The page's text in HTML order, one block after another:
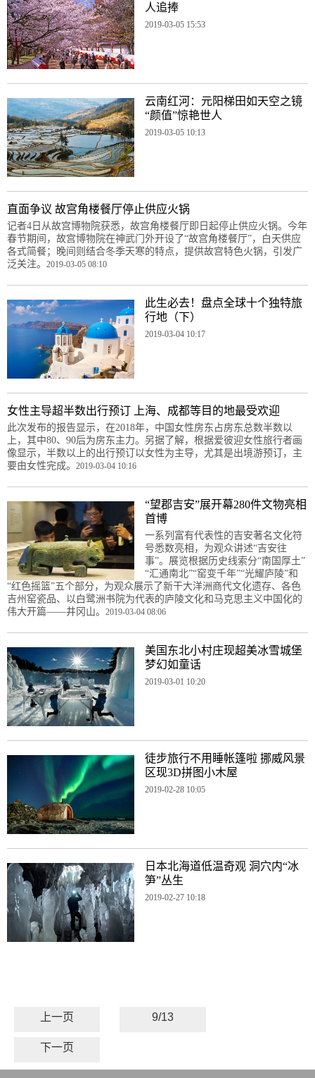
人追捧
2019-03-05 15:53
云南红河：元阳梯田如天空之镜
“颜值”惊艳世人
2019-03-05 10:13
直面争议 故宫角楼餐厅停止供应火锅
记者4日从故宫博物院获悉，故宫角楼餐厅即日起停止供应火锅。今年
春节期间，故宫博物院在神武门外开设了“故宫角楼餐厅”，白天供应
各式简餐；晚间则结合冬季天寒的特点，提供故宫特色火锅，引发广
泛关注。 2019-03-05 08:10
此生必去！盘点全球十个独特旅
行地（下）
2019-03-04 10:17
女性主导超半数出行预订 上海、成都等目的地最受欢迎
此次发布的报告显示，在2018年，中国女性房东占房东总数半数以
上，其中80、90后为房东主力。另据了解，根据爱彼迎女性旅行者画
像显示，半数以上的出行预订以女性为主导，尤其是出境游预订，主
要由女性完成。 2019-03-04 10:16
“望郡吉安”展开幕280件文物亮相
首博
一系列富有代表性的吉安著名文化符
号悉数亮相，为观众讲述“吉安往
事”。展览根据历史线索分“南国厚土”
“汇通南北”“窑变千年”“光耀庐陵”和
“红色摇篮”五个部分，为观众展示了新干大洋洲商代文化遗存、各色
吉州窑瓷品、以白鹭洲书院为代表的庐陵文化和马克思主义中国化的
伟大开篇——井冈山。 2019-03-04 08:06
美国东北小村庄现超美冰雪城堡
梦幻如童话
2019-03-01 10:20
徒步旅行不用睡帐篷啦 挪威风景
区现3D拼图小木屋
2019-02-28 10:05
日本北海道低温奇观 洞穴内“冰
笋”丛生
2019-02-27 10:18
上一页 9/13
下一页